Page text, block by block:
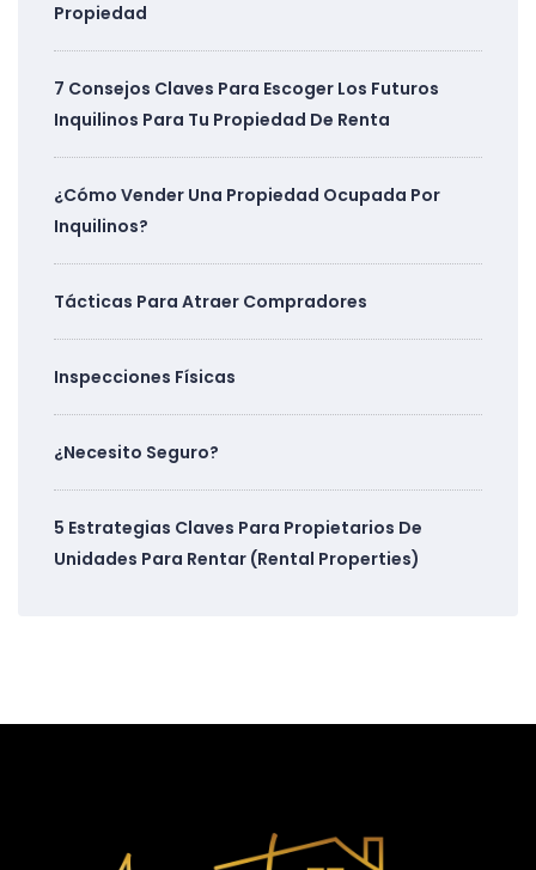
Propiedad
7 Consejos Claves Para Escoger Los Futuros
Inquilinos Para Tu Propiedad De Renta
¿Cómo Vender Una Propiedad Ocupada Por
Inquilinos?
Tácticas Para Atraer Compradores
Inspecciones Físicas
¿Necesito Seguro?
5 Estrategias Claves Para Propietarios De
Unidades Para Rentar (Rental Properties)